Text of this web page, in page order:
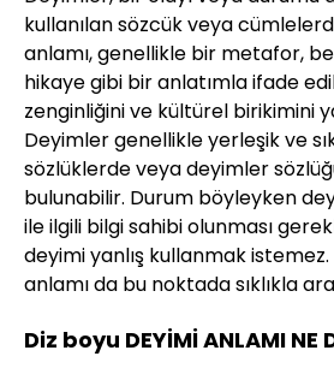
kullanılan sözcük veya
anlamı, genellikle bir metafor,
hikaye gibi bir anlatımla ifade
zenginliğini ve kültürel birikimini
Deyimler genellikle yerleşik ve
sözlüklerde veya deyimler
bulunabilir. Durum böyleyken
ile ilgili bilgi sahibi olunması
deyimi yanlış kullanmak
anlamı da bu noktada sıklıkla
Diz boyu DEYİMİ ANLAMI NE